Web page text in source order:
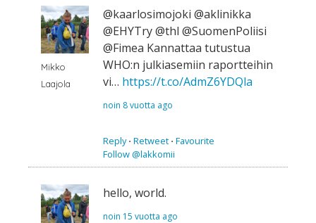
Mikko
Laajola
@kaarlosimojoki @aklinikka
@EHYTry @thl @SuomenPoliisi
@Fimea Kannattaa tutustua
WHO:n julkiasemiin raportteihin
vi… https://t.co/AdmZ6YDQla
noin 8 vuotta ago
Reply⋅ Retweet ⋅ Favourite
Follow @lakkomii
hello, world.
noin 15 vuotta ago